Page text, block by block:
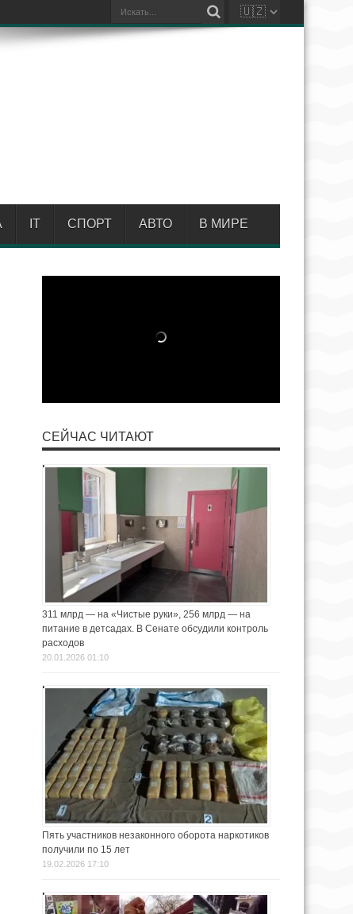
IT СПОРТ АВТО В МИРЕ
СЕЙЧАС ЧИТАЮТ
311 млрд — на «Чистые руки», 256 млрд — на
питание в детсадах. В Сенате обсудили контроль
расходов
20.01.2026 01:10
Пять участников незаконного оборота наркотиков
получили по 15 лет
19.02.2026 17:10